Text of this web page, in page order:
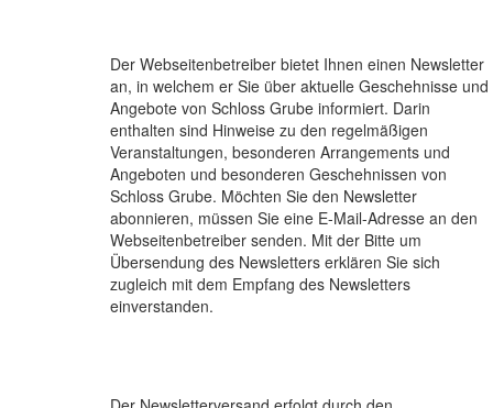
Der Webseitenbetreiber bietet Ihnen einen Newsletter
an, in welchem er Sie über aktuelle Geschehnisse und
Angebote von Schloss Grube informiert. Darin
enthalten sind Hinweise zu den regelmäßigen
Veranstaltungen, besonderen Arrangements und
Angeboten und besonderen Geschehnissen von
Schloss Grube. Möchten Sie den Newsletter
abonnieren, müssen Sie eine E-Mail-Adresse an den
Webseitenbetreiber senden. Mit der Bitte um
Übersendung des Newsletters erklären Sie sich
zugleich mit dem Empfang des Newsletters
einverstanden.